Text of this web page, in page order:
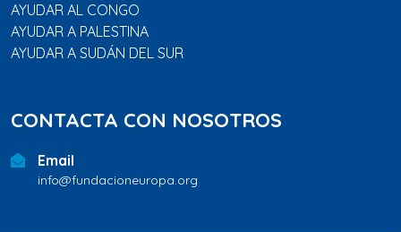
AYUDAR AL CONGO
AYUDAR A PALESTINA
AYUDAR A SUDÁN DEL SUR
CONTACTA CON NOSOTROS
Email
info@fundacioneuropa.org